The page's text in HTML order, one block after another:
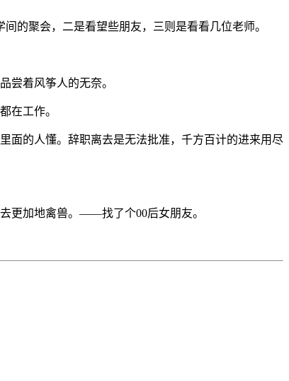
的聚会，二是看望些朋友，三则是看看几位老师。
尝着风筝人的无奈。
在工作。
面的人懂。辞职离去是无法批准，千方百计的进来用尽
更加地禽兽。——找了个00后女朋友。